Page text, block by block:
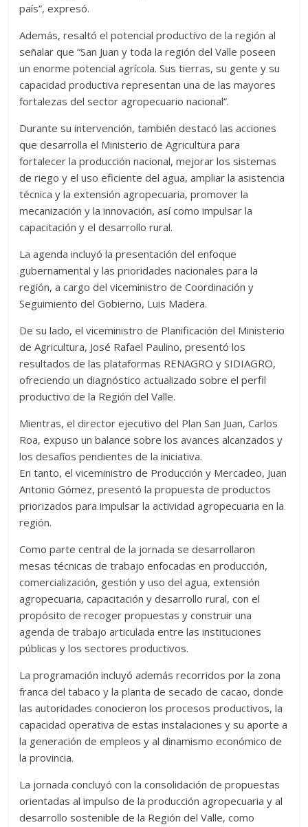
país”, expresó.
Además, resaltó el potencial productivo de la región al
señalar que “San Juan y toda la región del Valle poseen
un enorme potencial agrícola. Sus tierras, su gente y su
capacidad productiva representan una de las mayores
fortalezas del sector agropecuario nacional”.
Durante su intervención, también destacó las acciones
que desarrolla el Ministerio de Agricultura para
fortalecer la producción nacional, mejorar los sistemas
de riego y el uso eficiente del agua, ampliar la asistencia
técnica y la extensión agropecuaria, promover la
mecanización y la innovación, así como impulsar la
capacitación y el desarrollo rural.
La agenda incluyó la presentación del enfoque
gubernamental y las prioridades nacionales para la
región, a cargo del viceministro de Coordinación y
Seguimiento del Gobierno, Luis Madera.
De su lado, el viceministro de Planificación del Ministerio
de Agricultura, José Rafael Paulino, presentó los
resultados de las plataformas RENAGRO y SIDIAGRO,
ofreciendo un diagnóstico actualizado sobre el perfil
productivo de la Región del Valle.
Mientras, el director ejecutivo del Plan San Juan, Carlos
Roa, expuso un balance sobre los avances alcanzados y
los desafíos pendientes de la iniciativa.
En tanto, el viceministro de Producción y Mercadeo, Juan
Antonio Gómez, presentó la propuesta de productos
priorizados para impulsar la actividad agropecuaria en la
región.
Como parte central de la jornada se desarrollaron
mesas técnicas de trabajo enfocadas en producción,
comercialización, gestión y uso del agua, extensión
agropecuaria, capacitación y desarrollo rural, con el
propósito de recoger propuestas y construir una
agenda de trabajo articulada entre las instituciones
públicas y los sectores productivos.
La programación incluyó además recorridos por la zona
franca del tabaco y la planta de secado de cacao, donde
las autoridades conocieron los procesos productivos, la
capacidad operativa de estas instalaciones y su aporte a
la generación de empleos y al dinamismo económico de
la provincia.
La jornada concluyó con la consolidación de propuestas
orientadas al impulso de la producción agropecuaria y al
desarrollo sostenible de la Región del Valle, como